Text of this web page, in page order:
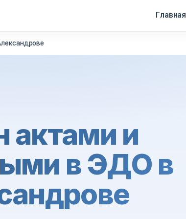
Главная
актами и
в ЭДО в